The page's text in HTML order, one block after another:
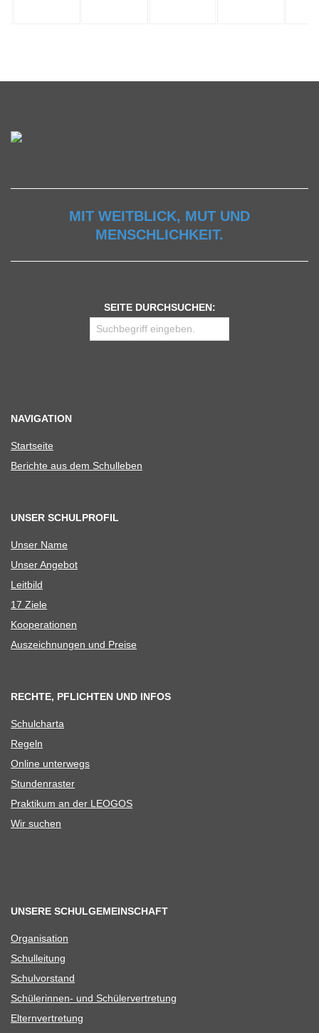
MIT WEITBLICK, MUT UND
MENSCHLICHKEIT.
SEITE DURCHSUCHEN:
NAVIGATION
Start­seite
Berichte aus dem Schulleben
UNSER SCHULPROFIL
Unser Name
Unser Ange­bot
Leit­bild
17 Ziele
Koope­ra­tio­nen
Aus­zeich­nun­gen und Preise
RECHTE, PFLICHTEN UND INFOS
Schul­charta
Regeln
Online unter­wegs
Stun­den­ras­ter
Prak­ti­kum an der LEOGOS
Wir suchen
UNSERE SCHULGEMEINSCHAFT
Orga­ni­sa­tion
Schul­lei­tung
Schul­vor­stand
Schü­le­rin­nen- und Schülervertretung
Eltern­ver­tre­tung